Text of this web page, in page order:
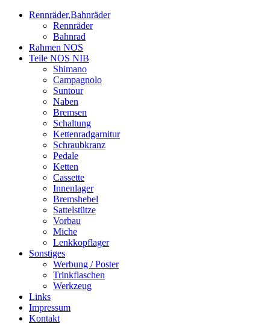
Rennräder,Bahnräder
Rennräder
Bahnrad
Rahmen NOS
Teile NOS NIB
Shimano
Campagnolo
Suntour
Naben
Bremsen
Schaltung
Kettenradgarnitur
Schraubkranz
Pedale
Ketten
Cassette
Innenlager
Bremshebel
Sattelstütze
Vorbau
Miche
Lenkkopflager
Sonstiges
Werbung / Poster
Trinkflaschen
Werkzeug
Links
Impressum
Kontakt